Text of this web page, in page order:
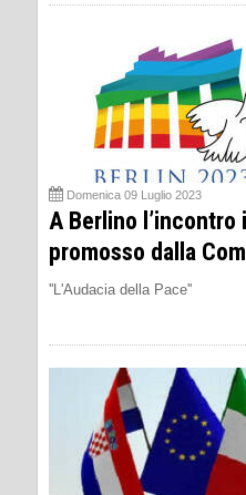
Domenica 09 Luglio 2023
A Berlino l’incontro
promosso dalla
''L'Audacia della Pace''